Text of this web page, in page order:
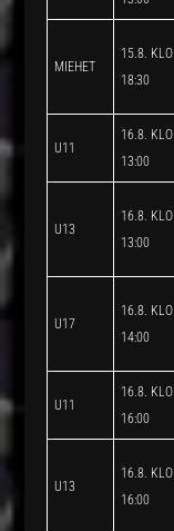
MIEHET
15.8. KLO
18:30
U11
16.8. KLO
13:00
U13
16.8. KLO
13:00
U17
16.8. KLO
14:00
U11
16.8. KLO
16:00
U13
16.8. KLO
16:00